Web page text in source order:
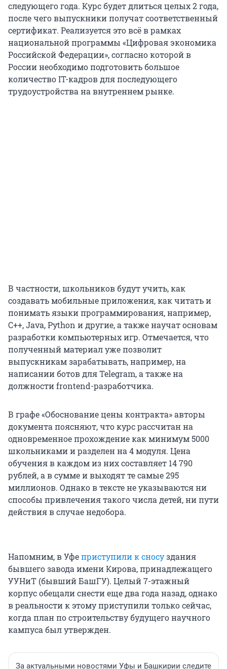
следующего года. Курс будет длиться целых 2 года,
после чего выпускники получат соответственный
сертификат. Реализуется это всё в рамках
национальной программы «Цифровая экономика
Российской Федерации», согласно которой в
России необходимо подготовить большое
количество IT-кадров для последующего
трудоустройства на внутреннем рынке.
В частности, школьников будут учить, как
создавать мобильные приложения, как читать и
понимать языки программирования, например,
C++, Java, Python и другие, а также научат основам
разработки компьютерных игр. Отмечается, что
полученный материал уже позволит
выпускникам зарабатывать, например, на
написании ботов для Telegram, а также на
должности frontend-разработчика.
В графе «Обоснование цены контракта» авторы
документа поясняют, что курс рассчитан на
одновременное прохождение как минимум 5000
школьниками и разделен на 4 модуля. Цена
обучения в каждом из них составляет 14 790
рублей, а в сумме и выходят те самые 295
миллионов. Однако в тексте не указываются ни
способы привлечения такого числа детей, ни пути
действия в случае недобора.
Напомним, в Уфеприступили к сносуздания
бывшего завода имени Кирова, принадлежащего
УУНиТ (бывший БашГУ). Целый 7-этажный
корпус обещали снести еще два года назад, однако
в реальности к этому приступили только сейчас,
когда план по строительству будущего научного
кампуса был утвержден.
За актуальными новостями Уфы и Башкирии следите